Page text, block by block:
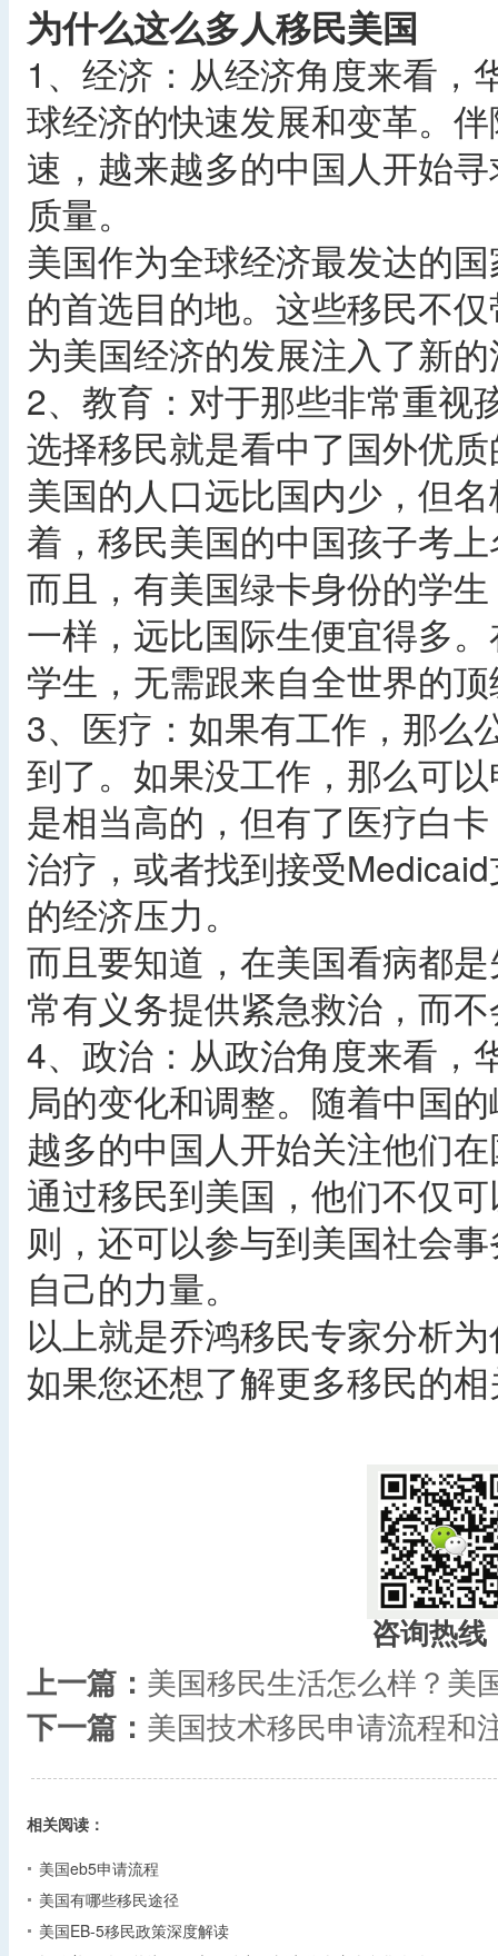
为什么这么多人移民美国
1、经济：从经济角度来看，
球经济的快速发展和变革。
速，越来越多的中国人开始
质量。
美国作为全球经济最发达的
的首选目的地。这些移民不
为美国经济的发展注入了新
2、教育：对于那些非常重视
选择移民就是看中了国外优
美国的人口远比国内少，但
着，移民美国的中国孩子考
而且，有美国绿卡身份的学
一样，远比国际生便宜得多
学生，无需跟来自全世界的
3、医疗：如果有工作，那么
到了。如果没工作，那么可
是相当高的，但有了医疗白
治疗，或者找到接受
的经济压力。
而且要知道，在美国看病都
常有义务提供紧急救治，而
4、政治：从政治角度来看，
局的变化和调整。随着中国
越多的中国人开始关注他们
通过移民到美国，他们不仅
则，还可以参与到美国社会
自己的力量。
以上就是乔鸿移民专家分析
如果您还想了解更多移民的
咨询热线
上一篇： 美国移民生活怎么样？美
下一篇： 美国技术移民申请流程和
相关阅读：
美国eb5申请流程
美国有哪些移民途径
美国EB-5移民政策深度解读